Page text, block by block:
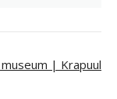
| Krapuul